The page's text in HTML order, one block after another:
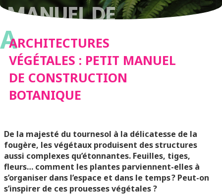
MANUEL DE
CONSTRUCTION
BOTANIQUE
AARCHITECTURES
VÉGÉTALES : PETIT MANUEL
DE CONSTRUCTION
BOTANIQUE
De la majesté du tournesol à la délicatesse de la
fougère, les végétaux produisent des structures
aussi complexes qu’étonnantes. Feuilles, tiges,
fleurs… comment les plantes parviennent-elles à
s’organiser dans l’espace et dans le temps ? Peut-on
s’inspirer de ces prouesses végétales ?